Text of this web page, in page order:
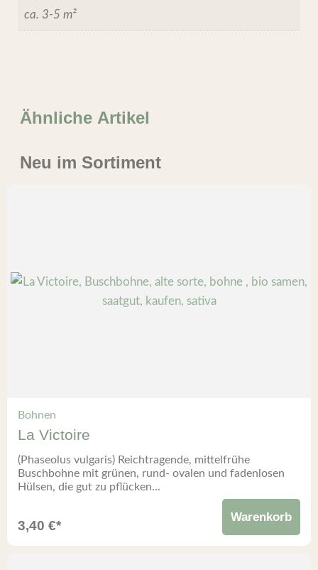
ca. 3-5 m²
Ähnliche Artikel
Neu im Sortiment
Bohnen
La Victoire
(Phaseolus vulgaris) Reichtragende, mittelfrühe
Buschbohne mit grünen, rund- ovalen und fadenlosen
Hülsen, die gut zu pflücken...
3,40 €*
Warenkorb